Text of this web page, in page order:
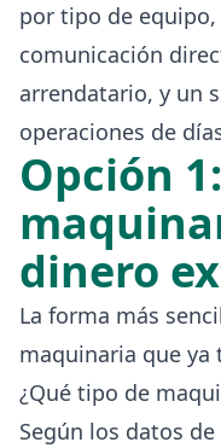
por tipo de
comunicación
arrendatario, y un
operaciones de
Opción
dinero
La forma más
maquinaria que ya
¿Qué tipo de
Según los datos